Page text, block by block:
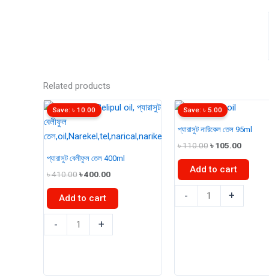
Related products
প্যারাসুট বেলীফুল তেল 400ml
৳410.00Original
was:
৳ 410.00.
৳400.00Current
is:
৳ 400.00.
Save:৳10.00
Add to cart
-
বেলীফুল
+
প্যারাসুট নারিকেল তেল 95ml
৳110.00 Original
was:
৳ 110.00.
৳105.00Current
is:
৳ 105.00.
Save: ৳ 5.00
Add to cart
-
নারিকেল
+